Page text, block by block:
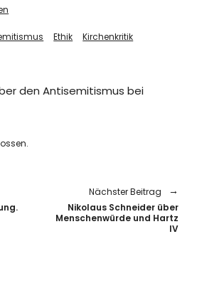
Ethik Kirchenkritik
den Antisemitismus bei
Nächster Beitrag
Nikolaus Schneider über
Menschenwürde und Hartz
IV